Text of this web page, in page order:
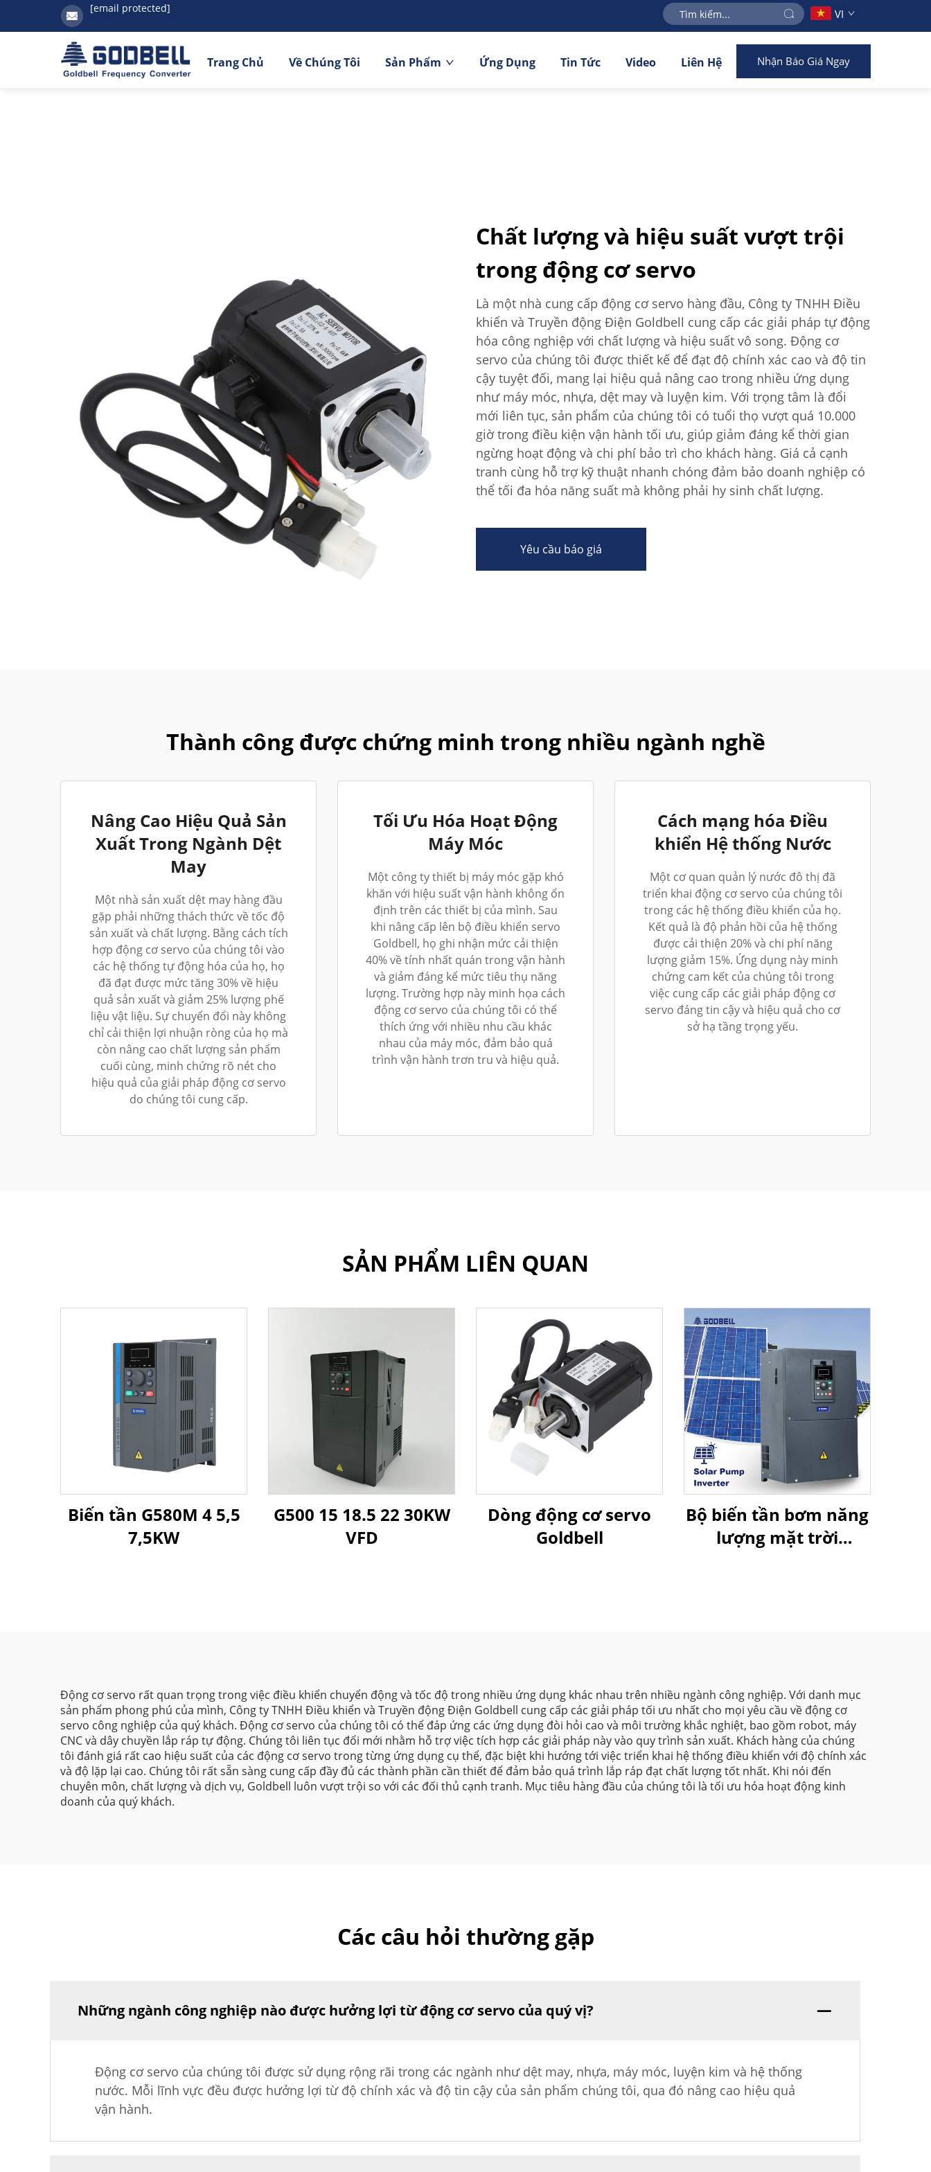
[email protected] VI
Trang Chủ Về Chúng Tôi Sản Phẩm Ứng Dụng Tin Tức Video Liên Hệ Nhận Báo Giá Ngay
Chất lượng và hiệu suất vượt trội
trong động cơ servo
Là một nhà cung cấp động cơ servo hàng đầu, Công ty TNHH Điều
khiển và Truyền động Điện Goldbell cung cấp các giải pháp tự động
hóa công nghiệp với chất lượng và hiệu suất vô song. Động cơ
servo của chúng tôi được thiết kế để đạt độ chính xác cao và độ tin
cậy tuyệt đối, mang lại hiệu quả nâng cao trong nhiều ứng dụng
như máy móc, nhựa, dệt may và luyện kim. Với trọng tâm là đổi
mới liên tục, sản phẩm của chúng tôi có tuổi thọ vượt quá 10.000
giờ trong điều kiện vận hành tối ưu, giúp giảm đáng kể thời gian
ngừng hoạt động và chi phí bảo trì cho khách hàng. Giá cả cạnh
tranh cùng hỗ trợ kỹ thuật nhanh chóng đảm bảo doanh nghiệp có
thể tối đa hóa năng suất mà không phải hy sinh chất lượng.
Yêu cầu báo giá
Thành công được chứng minh trong nhiều ngành nghề
Nâng Cao Hiệu Quả Sản
Xuất Trong Ngành Dệt
May
Một nhà sản xuất dệt may hàng đầu
gặp phải những thách thức về tốc độ
sản xuất và chất lượng. Bằng cách tích
hợp động cơ servo của chúng tôi vào
các hệ thống tự động hóa của họ, họ
đã đạt được mức tăng 30% về hiệu
quả sản xuất và giảm 25% lượng phế
liệu vật liệu. Sự chuyển đổi này không
chỉ cải thiện lợi nhuận ròng của họ mà
còn nâng cao chất lượng sản phẩm
cuối cùng, minh chứng rõ nét cho
hiệu quả của giải pháp động cơ servo
do chúng tôi cung cấp.
Tối Ưu Hóa Hoạt Động
Máy Móc
Một công ty thiết bị máy móc gặp khó
khăn với hiệu suất vận hành không ổn
định trên các thiết bị của mình. Sau
khi nâng cấp lên bộ điều khiển servo
Goldbell, họ ghi nhận mức cải thiện
40% về tính nhất quán trong vận hành
và giảm đáng kể mức tiêu thụ năng
lượng. Trường hợp này minh họa cách
động cơ servo của chúng tôi có thể
thích ứng với nhiều nhu cầu khác
nhau của máy móc, đảm bảo quá
trình vận hành trơn tru và hiệu quả.
Cách mạng hóa Điều
khiển Hệ thống Nước
Một cơ quan quản lý nước đô thị đã
triển khai động cơ servo của chúng tôi
trong các hệ thống điều khiển của họ.
Kết quả là độ phản hồi của hệ thống
được cải thiện 20% và chi phí năng
lượng giảm 15%. Ứng dụng này minh
chứng cam kết của chúng tôi trong
việc cung cấp các giải pháp động cơ
servo đáng tin cậy và hiệu quả cho cơ
sở hạ tầng trọng yếu.
SẢN PHẨM LIÊN QUAN
Biến tần G580M 4 5,5
7,5KW
G500 15 18.5 22 30KW
VFD
Dòng động cơ servo
Goldbell
Bộ biến tần bơm năng
lượng mặt trời
Động cơ servo rất quan trọng trong việc điều khiển chuyển động và tốc độ trong nhiều ứng dụng khác nhau trên nhiều ngành công nghiệp. Với danh mục
sản phẩm phong phú của mình, Công ty TNHH Điều khiển và Truyền động Điện Goldbell cung cấp các giải pháp tối ưu nhất cho mọi yêu cầu về động cơ
servo công nghiệp của quý khách. Động cơ servo của chúng tôi có thể đáp ứng các ứng dụng đòi hỏi cao và môi trường khắc nghiệt, bao gồm robot, máy
CNC và dây chuyền lắp ráp tự động. Chúng tôi liên tục đổi mới nhằm hỗ trợ việc tích hợp các giải pháp này vào quy trình sản xuất. Khách hàng của chúng
tôi đánh giá rất cao hiệu suất của các động cơ servo trong từng ứng dụng cụ thể, đặc biệt khi hướng tới việc triển khai hệ thống điều khiển với độ chính xác
và độ lặp lại cao. Chúng tôi rất sẵn sàng cung cấp đầy đủ các thành phần cần thiết để đảm bảo quá trình lắp ráp đạt chất lượng tốt nhất. Khi nói đến
chuyên môn, chất lượng và dịch vụ, Goldbell luôn vượt trội so với các đối thủ cạnh tranh. Mục tiêu hàng đầu của chúng tôi là tối ưu hóa hoạt động kinh
doanh của quý khách.
Các câu hỏi thường gặp
Những ngành công nghiệp nào được hưởng lợi từ động cơ servo của quý vị?
Động cơ servo của chúng tôi được sử dụng rộng rãi trong các ngành như dệt may, nhựa, máy móc, luyện kim và hệ thống
nước. Mỗi lĩnh vực đều được hưởng lợi từ độ chính xác và độ tin cậy của sản phẩm chúng tôi, qua đó nâng cao hiệu quả
vận hành.